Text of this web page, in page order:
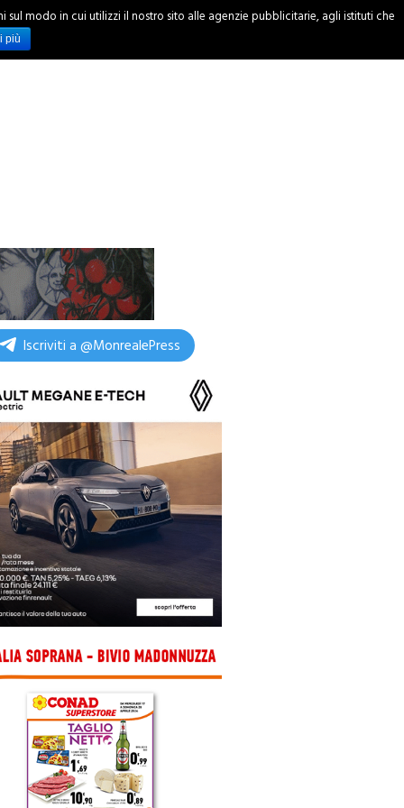
INCHIESTE
Iscriviti a @MonrealePress
modo in cui utilizzi il nostro sito alle agenzie pubblicitarie, agli istituti che
più